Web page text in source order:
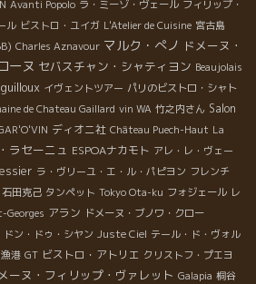
Avanti Popolo ラ・ミーゾ・ヴェール フィリップ・
ル ビストロ・ユイガ L'Atelier de Cuisine 宮古島
Charles Aznavour マルク・ぺノ ドメーヌ・
ーヌ セバスチャン・シャティヨン Beaujolais
イヴェントツアー パリのビストロ・シャト
de Chateau Gaillard vin WA 竹之内さん Salon
ディオニ社 Château Puech-Haut La
ラセーニュ ESPOAナカモト アレ・レ・ヴェー
ラ・ヴリーユ・エ・ル・パピヨン フレンチ
石田克己 タンペット Tokyo Ota-ku フォジェール レ
アラン ドメーヌ・ブノワ・クロー
ン・ドゥ・シヤン Juste Ciel テール・ド・ヴォル
港 GT ビストロ・アトリエ クリストフ・プエヨ
ーヌ・フィリップ・ヴァレット Galapia 桐谷